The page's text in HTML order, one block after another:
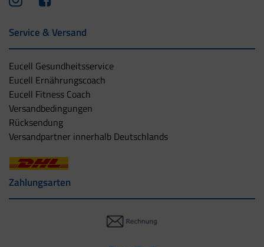
Service & Versand
Eucell Gesundheitsservice
Eucell Ernährungscoach
Eucell Fitness Coach
Versandbedingungen
Rücksendung
Versandpartner innerhalb Deutschlands
Zahlungsarten